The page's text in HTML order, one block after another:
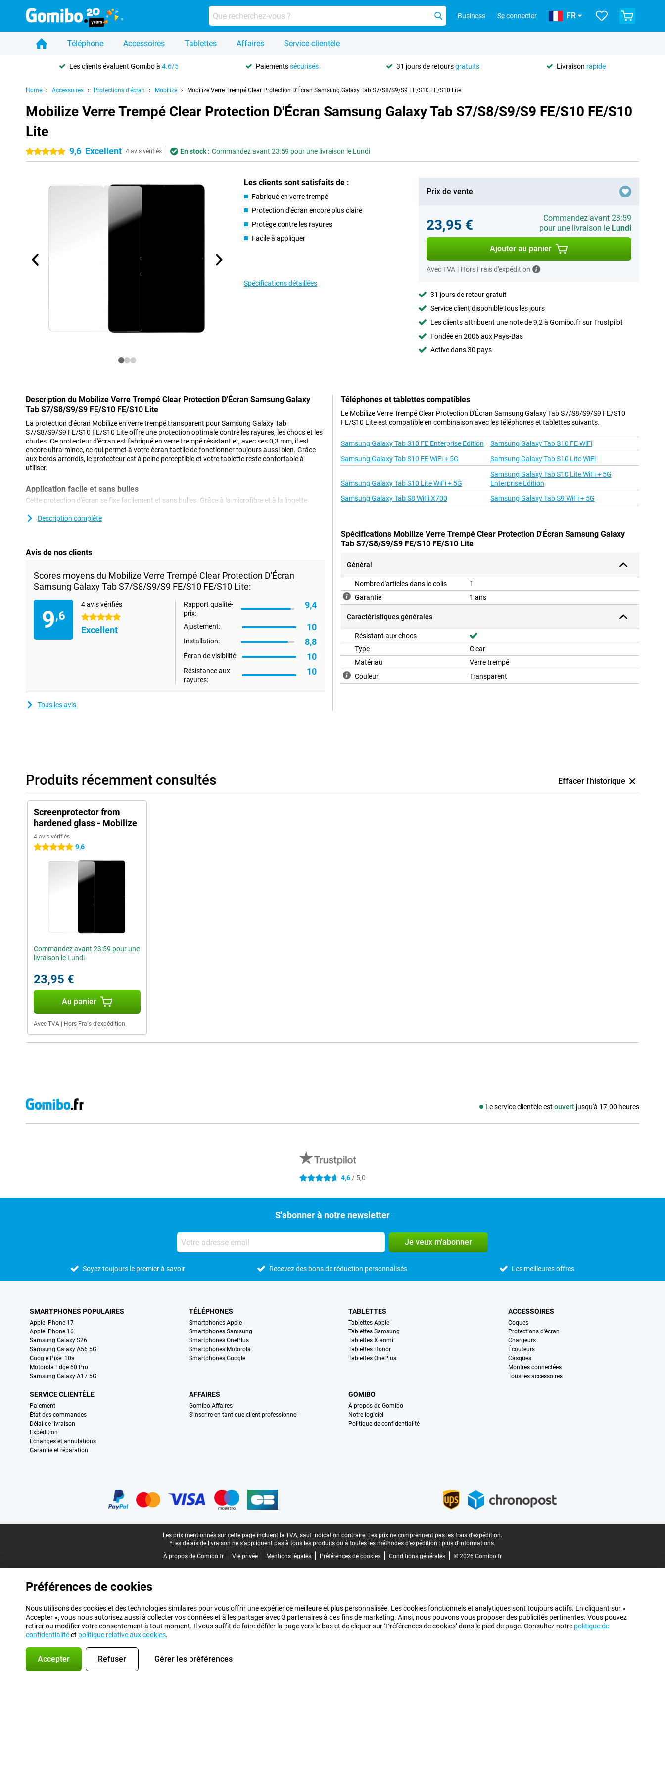
Business Se connecter FR
Téléphone Accessoires Tablettes Affaires Service clientèle
Les clients évaluent Gomibo à4.6/5 Paiementssécurisés 31 jours de retoursgratuits Livraison rapide
Home Accessoires Protections d'écran Mobilize Mobilize Verre Trempé Clear Protection D'Écran Samsung Galaxy Tab S7/S8/S9/S9 FE/S10 FE/S10 Lite
Mobilize Verre Trempé Clear Protection D'Écran Samsung Galaxy Tab S7/S8/S9/S9 FE/S10 FE/S10
Lite
5 étoiles9,6 Excellent 4 avis vérifiés En stock : Commandez avant 23:59 pour une livraison le Lundi
Les clients sont satisfaits de :
Fabriqué en verre trempé
Protection d'écran encore plus claire
Protège contre les rayures
Facile à appliquer
Spécifications détaillées
Prix de vente
23,95 €
Commandez avant 23:59
pour une livraison le Lundi
Ajouter au panier
Avec TVA | Hors Frais d'expédition
31 jours de retour gratuit
Service client disponible tous les jours
Les clients attribuent une note de 9,2 à Gomibo.fr sur Trustpilot
Fondée en 2006 aux Pays-Bas
Active dans 30 pays
Description du Mobilize Verre Trempé Clear Protection D'Écran Samsung Galaxy
Tab S7/S8/S9/S9 FE/S10 FE/S10 Lite
La protection d'écran Mobilize en verre trempé transparent pour Samsung Galaxy Tab
S7/S8/S9/S9 FE/S10 FE/S10 Lite offre une protection optimale contre les rayures, les chocs et les
chutes. Ce protecteur d'écran est fabriqué en verre trempé résistant et, avec ses 0,3 mm, il est
encore ultra-mince, ce qui permet à votre écran tactile de fonctionner toujours aussi bien. Grâce
aux bords arrondis, le protecteur est à peine perceptible et votre tablette reste confortable à
utiliser.
Application facile et sans bulles
Cette protection d'écran se fixe facilement et sans bulles. Grâce à la microfibre et à la lingette
installation parfaite. Votre tablette restera ainsi durable et intacte lors d'une utilisation
Description complète
Avis de nos clients
Scores moyens du Mobilize Verre Trempé Clear Protection D'Écran
Samsung Galaxy Tab S7/S8/S9/S9 FE/S10 FE/S10 Lite:
9,6
4 avis vérifiés
5 étoiles
Excellent
Rapport qualité-
prix:
9,4
Ajustement: 10
Installation: 8,8
Écran de visibilité: 10
Résistance aux
rayures:
10
Tous les avis
Téléphones et tablettes compatibles
Le Mobilize Verre Trempé Clear Protection D'Écran Samsung Galaxy Tab S7/S8/S9/S9 FE/S10
FE/S10 Lite est compatible en combinaison avec les téléphones et tablettes suivants.
Samsung Galaxy Tab S10 FE Enterprise Edition
Samsung Galaxy Tab S10 FE WiFi
Samsung Galaxy Tab S10 FE WiFi + 5G
Samsung Galaxy Tab S10 Lite WiFi
Samsung Galaxy Tab S10 Lite WiFi + 5G
Samsung Galaxy Tab S10 Lite WiFi + 5G
Enterprise Edition
Samsung Galaxy Tab S8 WiFi X700
Samsung Galaxy Tab S9 WiFi + 5G
Spécifications Mobilize Verre Trempé Clear Protection D'Écran Samsung Galaxy
Tab S7/S8/S9/S9 FE/S10 FE/S10 Lite
Général
Nombre d'articles dans le colis
1
Garantie
1 ans
Caractéristiques générales
Résistant aux chocs
Type
Clear
Matériau
Verre trempé
Couleur
Transparent
Produits récemment consultés Effacer l'historique
Screenprotector from
hardened glass - Mobilize
4 avis vérifiés
5 étoiles 9,6
Commandez avant 23:59 pour une
livraison le Lundi
23,95 €
Au panier
Avec TVA Hors Frais d'expédition
Le service clientèle est ouvert jusqu'à 17.00 heures
Média social
4.6 étoiles 4,6 / 5,0
S'abonner à notre newsletter
Je veux m'abonner
Soyez toujours le premier à savoir Recevez des bons de réduction personnalisés Les meilleures offres
SMARTPHONES POPULAIRES
Apple iPhone 17
Apple iPhone 16
Samsung Galaxy S26
Samsung Galaxy A56 5G
Google Pixel 10a
Motorola Edge 60 Pro
Samsung Galaxy A17 5G
TÉLÉPHONES
Smartphones Apple
Smartphones Samsung
Smartphones OnePlus
Smartphones Motorola
Smartphones Google
TABLETTES
Tablettes Apple
Tablettes Samsung
Tablettes Xiaomi
Tablettes Honor
Tablettes OnePlus
ACCESSOIRES
Coques
Protections d'écran
Chargeurs
Écouteurs
Casques
Montres connectées
Tous les accessoires
SERVICE CLIENTÈLE
Paiement
État des commandes
Délai de livraison
Expédition
Échanges et annulations
Garantie et réparation
AFFAIRES
Gomibo Affaires
S'inscrire en tant que client professionnel
GOMIBO
À propos de Gomibo
Notre logiciel
Politique de confidentialité
Les prix mentionnés sur cette page incluent la TVA, sauf indication contraire. Les prix ne comprennent pas les frais d'expédition.
*Les délais de livraison ne s'appliquent pas à tous les produits ou à toutes les méthodes d'expédition : plus d'informations.
À propos de Gomibo.fr
Vie privée Mentions légales Préférences de cookies Conditions générales © 2026 Gomibo.fr
Préférences de cookies
Nous utilisons des cookies et des technologies similaires pour vous offrir une expérience meilleure et plus personnalisée. Les cookies fonctionnels et analytiques sont toujours actifs. En cliquant sur «
Accepter », vous nous autorisez aussi à collecter vos données et à les partager avec 3 partenaires à des fins de marketing. Ainsi, nous pouvons vous proposer des publicités pertinentes. Vous pouvez
retirer ou modifier votre consentement à tout moment. Il vous suffit de faire défiler la page vers le bas et de cliquer sur ‘Préférences de cookies’ dans le pied de page. Consultez notre politique de
confidentialitéet politique relative aux cookies.
Accepter Refuser Gérer les préférences